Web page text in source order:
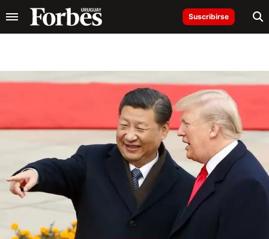
Suscribirse